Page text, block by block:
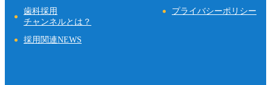
歯科採用
チャンネルとは？
採用関連NEWS
プライバシーポリシー